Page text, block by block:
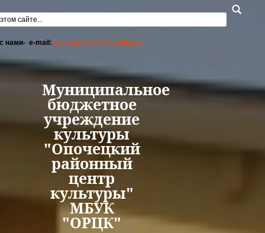
поиска
нами- e-mail: orck-opochka@rambler.ru
Муниципальное
бюджетное
учреждение
культуры
"Опочецкий
районный
центр
культуры"
МБУК
"ОРЦК"